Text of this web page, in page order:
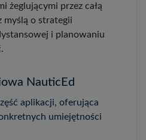
żeglującymi przez całą
myślą o strategii
i planowaniu
NauticEd
aplikacji, oferująca
umiejętności